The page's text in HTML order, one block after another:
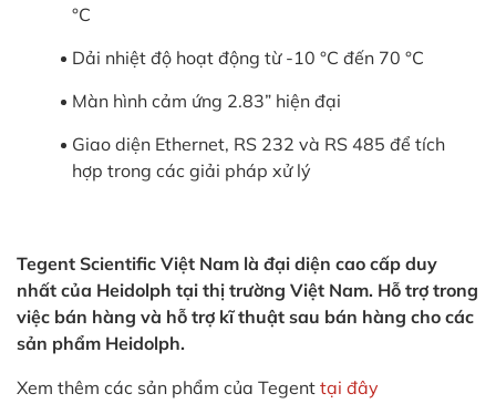
°C
Dải nhiệt độ hoạt động từ -10 °C đến 70 °C
Màn hình cảm ứng 2.83” hiện đại
Giao diện Ethernet, RS 232 và RS 485 để tích
hợp trong các giải pháp xử lý
Tegent Scientific Việt Nam là đại diện cao cấp duy
nhất của Heidolph tại thị trường Việt Nam. Hỗ trợ trong
việc bán hàng và hỗ trợ kĩ thuật sau bán hàng cho các
sản phẩm Heidolph.
Xem thêm các sản phẩm của Tegent tại đây